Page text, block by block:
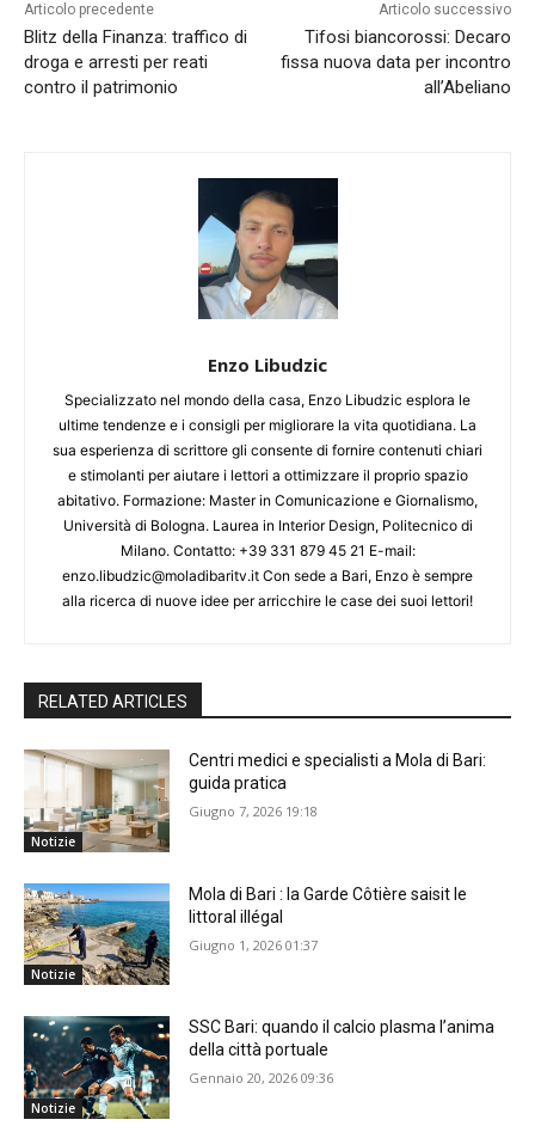
Articolo precedente
Blitz della Finanza: traffico di
droga e arresti per reati
contro il patrimonio
Articolo successivo
Tifosi biancorossi: Decaro
fissa nuova data per incontro
all’Abeliano
Enzo Libudzic
Specializzato nel mondo della casa, Enzo Libudzic esplora le
ultime tendenze e i consigli per migliorare la vita quotidiana. La
sua esperienza di scrittore gli consente di fornire contenuti chiari
e stimolanti per aiutare i lettori a ottimizzare il proprio spazio
abitativo. Formazione: Master in Comunicazione e Giornalismo,
Università di Bologna. Laurea in Interior Design, Politecnico di
Milano. Contatto: +39 331 879 45 21 E-mail:
enzo.libudzic@moladibaritv.it Con sede a Bari, Enzo è sempre
alla ricerca di nuove idee per arricchire le case dei suoi lettori!
RELATED ARTICLES
Notizie
Centri medici e specialisti a Mola di Bari:
guida pratica
Giugno 7, 2026 19:18
Notizie
Mola di Bari : la Garde Côtière saisit le
littoral illégal
Giugno 1, 2026 01:37
Notizie
SSC Bari: quando il calcio plasma l’anima
della città portuale
Gennaio 20, 2026 09:36